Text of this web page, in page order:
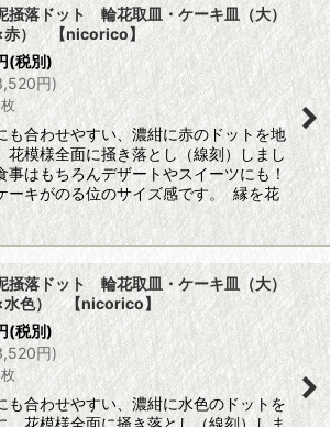
掻落ドット 輪花取皿・ケーキ皿（大）
赤） 【nicorico】
(税別)
円)
も合わせやすい、濃紺に赤のドットを地
花模様全面に掻き落とし（線刻）しまし
事はもちろんデザートやスイーツにも！
ーキがのる位のサイズ感です。 縁を花
掻落ドット 輪花取皿・ケーキ皿（大）
水色） 【nicorico】
(税別)
円)
も合わせやすい、濃紺に水色のドットを
、花模様全面に掻き落とし（線刻）しま